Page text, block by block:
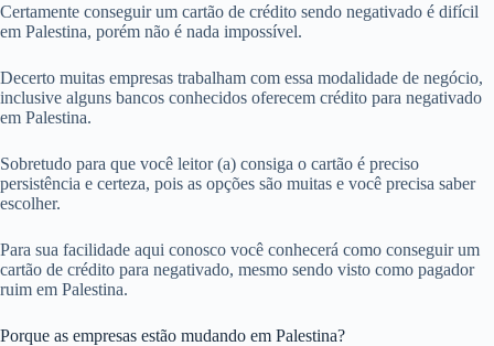
Certamente conseguir um cartão de crédito sendo negativado é difícil
em Palestina, porém não é nada impossível.
Decerto muitas empresas trabalham com essa modalidade de negócio,
inclusive alguns bancos conhecidos oferecem crédito para negativado
em Palestina.
Sobretudo para que você leitor (a) consiga o cartão é preciso
persistência e certeza, pois as opções são muitas e você precisa saber
escolher.
Para sua facilidade aqui conosco você conhecerá como conseguir um
cartão de crédito para negativado, mesmo sendo visto como pagador
ruim em Palestina.
Porque as empresas estão mudando em Palestina?